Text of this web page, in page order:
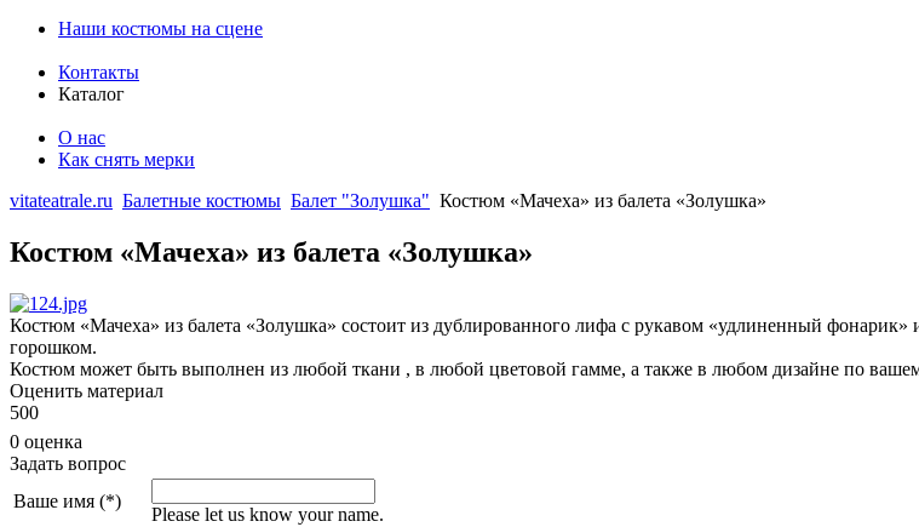
Наши костюмы на сцене
Контакты
Каталог
О нас
Как снять мерки
vitateatrale.ru Балетные костюмы Балет "Золушка" Костюм «Мачеха» из балета «Золушка»
Костюм «Мачеха» из балета «Золушка»
Костюм «Мачеха» из балета «Золушка» состоит из дублированного лифа с рукавом «удлиненный
горошком.
Костюм может быть выполнен из любой ткани , в любой цветовой гамме, а также в любом дизайне по
Оценить материал
500
0 оценка
Задать вопрос
Ваше имя (*)
Please let us know your name.